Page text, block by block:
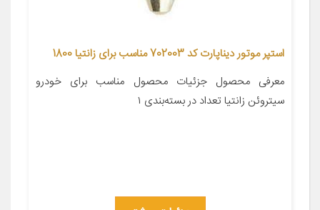
استپر موتور دیناپارت کد 702003 مناسب برای زانتیا 1800
معرفی محصول جزئیات محصول مناسب برای خودرو
سیتروئن زانتیا تعداد در بسته‌بندی ۱